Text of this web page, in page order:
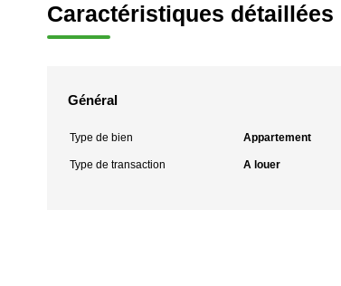
Caractéristiques détaillées
Général
Type de bien Appartement
Type de transaction A louer